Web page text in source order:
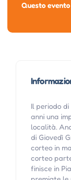
Questo
Il periodo
anni una
località.
di Giovedì
corteo in
corteo
finisce in